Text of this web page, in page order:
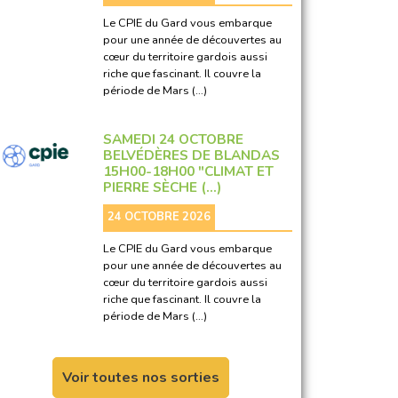
Le CPIE du Gard vous embarque
pour une année de découvertes au
cœur du territoire gardois aussi
riche que fascinant. Il couvre la
période de Mars (…)
SAMEDI 24 OCTOBRE
BELVÉDÈRES DE BLANDAS
15H00-18H00 "CLIMAT ET
PIERRE SÈCHE (…)
24 OCTOBRE 2026
Le CPIE du Gard vous embarque
pour une année de découvertes au
cœur du territoire gardois aussi
riche que fascinant. Il couvre la
période de Mars (…)
Voir toutes nos sorties